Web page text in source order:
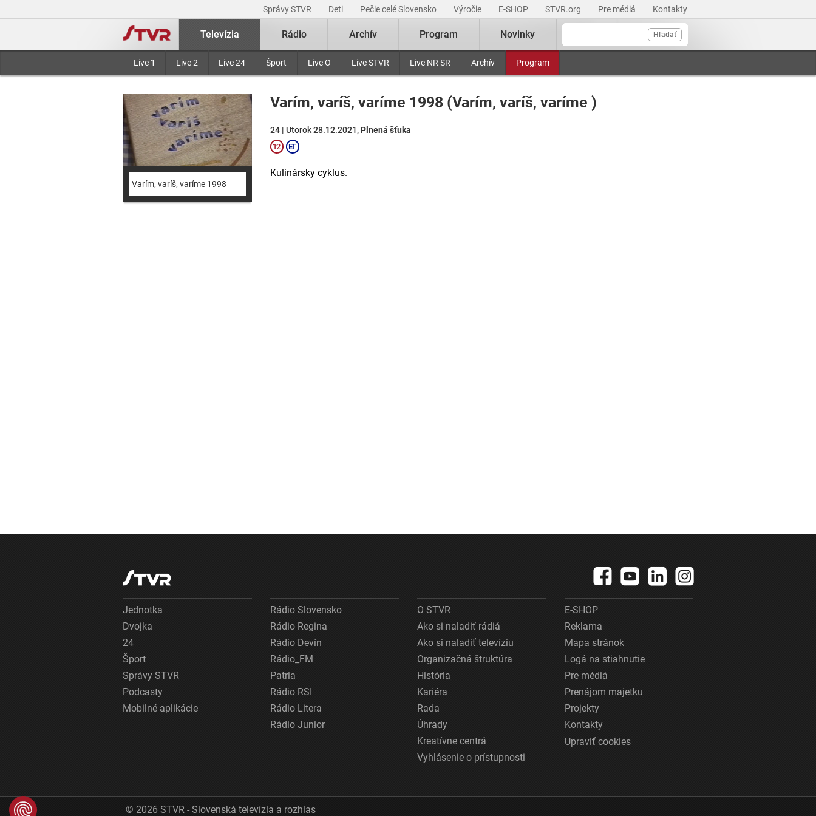
Správy STVR Deti Pečie celé Slovensko Výročie E-SHOP STVR.org Pre médiá Kontakty
Hľadať
Televízia
Live 1 Live 2 Live 24 Šport Live O Live STVR Live NR SR Archív Program
Rádio Archív Program Novinky
Varím, varíš, varíme 1998
Varím, varíš, varíme 1998 (Varím, varíš, varíme )
24 | Utorok 28.12.2021, Plnená šťuka
Kulinársky cyklus.
Jednotka
Dvojka
24
Šport
Správy STVR
Podcasty
Mobilné aplikácie
Rádio Slovensko
Rádio Regina
Rádio Devín
Rádio_FM
Patria
Rádio RSI
Rádio Litera
Rádio Junior
O STVR
Ako si naladiť rádiá
Ako si naladiť televíziu
Organizačná štruktúra
História
Kariéra
Rada
Úhrady
Kreatívne centrá
Vyhlásenie o prístupnosti
E-SHOP
Reklama
Mapa stránok
Logá na stiahnutie
Pre médiá
Prenájom majetku
Projekty
Kontakty
Upraviť cookies
© 2026 STVR - Slovenská televízia a rozhlas